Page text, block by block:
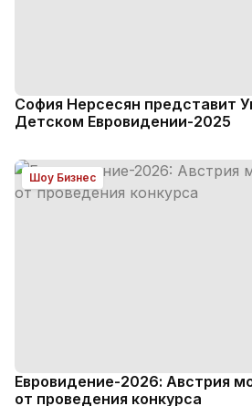
София Нерсесян представит
Детском Евровидении-2025
Шоу Бизнес
Евровидение-2026: Австрия
от проведения конкурса